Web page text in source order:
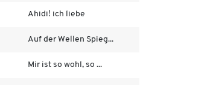
Ahidi! ich liebe
Auf der Wellen Spieg...
Mir ist so wohl, so ...